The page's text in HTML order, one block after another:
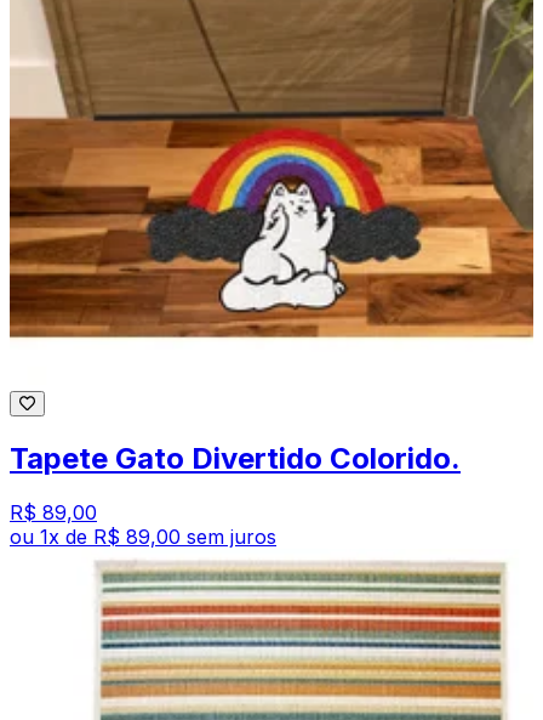
Tapete Gato Divertido Colorido.
R$ 89,00
ou 1x de R$ 89,00 sem juros